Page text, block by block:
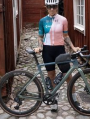
NYBÖRJARE
Motionslopp
Cykling
MTB
Träning
MTB-Lopp
Cykelveckan 2026